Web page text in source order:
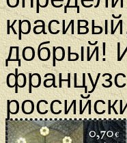
добрый!